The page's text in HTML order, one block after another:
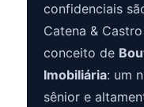
confidenciais
Catena &
conceito de
Imobiliária: um
sênior e